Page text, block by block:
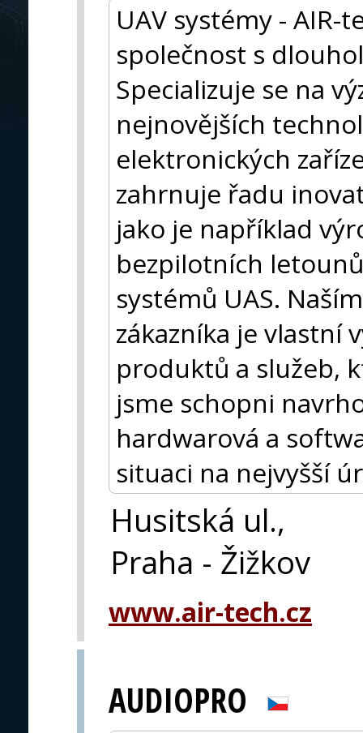
UAV systémy - AIR-
společnost s
Specializuje se na
nejnovějších
elektronických
zahrnuje řadu
jako je například
bezpilotních
systémů UAS.
zákazníka je vlastní
produktů a služeb,
jsme schopni
hardwarová a
situaci na nejvyšší
Husitská ul.,
Praha - Žižkov
www.air-tech.cz
AUDIOPRO